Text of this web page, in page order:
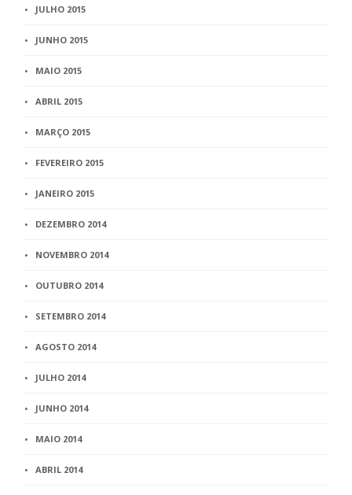
JULHO 2015
JUNHO 2015
MAIO 2015
ABRIL 2015
MARÇO 2015
FEVEREIRO 2015
JANEIRO 2015
DEZEMBRO 2014
NOVEMBRO 2014
OUTUBRO 2014
SETEMBRO 2014
AGOSTO 2014
JULHO 2014
JUNHO 2014
MAIO 2014
ABRIL 2014